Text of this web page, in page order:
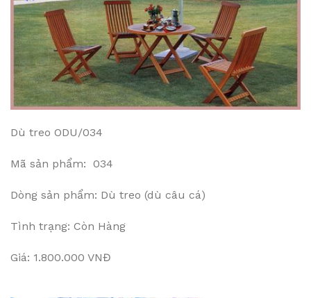
Dù treo ODU/034
Mã sản phẩm: 034
Dòng sản phẩm: Dù treo (dù câu cá)
Tình trạng: Còn Hàng
Giá: 1.800.000 VNĐ